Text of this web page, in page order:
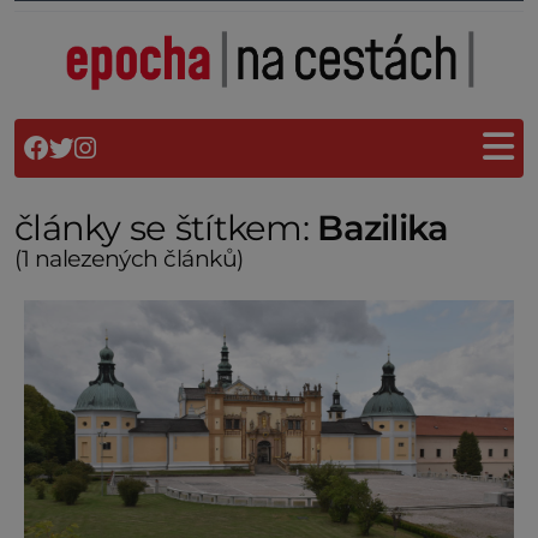
články se štítkem: Bazilika
(1 nalezených článků)